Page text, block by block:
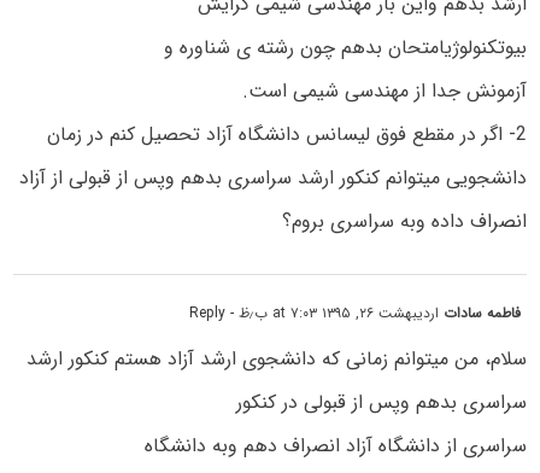
بیوتکنولوژیامتحان بدهم چون رشته ی شناوره و
آزمونش جدا از مهندسی شیمی است.
2- اگر در مقطع فوق لیسانس دانشگاه آزاد تحصیل کنم در زمان
دانشجویی میتوانم کنکور ارشد سراسری بدهم وپس از قبولی از آزاد
انصراف داده وبه سراسری بروم؟
فاطمه سادات اردیبهشت ۲۶, ۱۳۹۵ at ۷:۰۳ ب٫ظ - Reply
سلام، من میتوانم زمانی که دانشجوی ارشد آزاد هستم کنکور ارشد
سراسری بدهم وپس از قبولی در کنکور
سراسری از دانشگاه آزاد انصراف دهم وبه دانشگاه